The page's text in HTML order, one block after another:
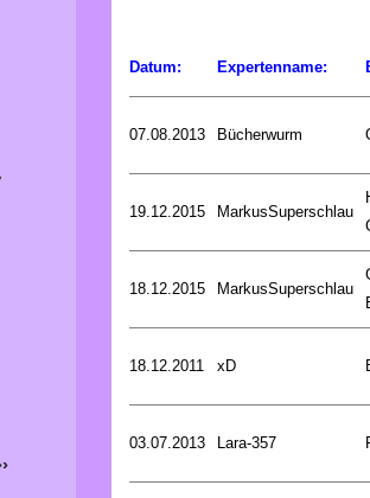
Datum: Expertenname:
07.08.2013 Bücherwurm
19.12.2015 MarkusSuperschlau
18.12.2015 MarkusSuperschlau
18.12.2011 xD
03.07.2013 Lara-357